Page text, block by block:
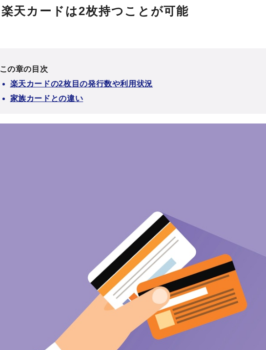
楽天カードは2枚持つことが可能
この章の目次
楽天カードの2枚目の発行数や利用状況
家族カードとの違い